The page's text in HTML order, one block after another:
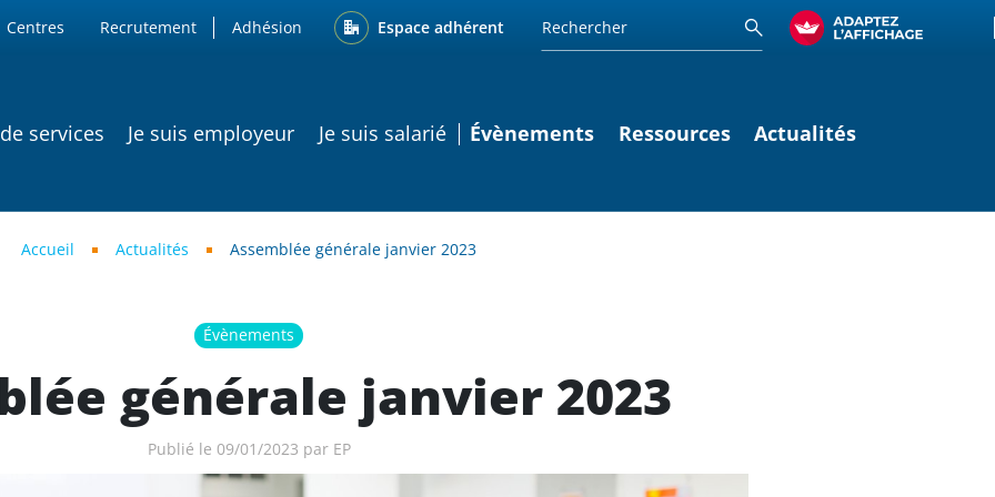
Centres Recrutement Adhésion Espace adhérent
services Je suis employeur Je suis salarié Évènements Ressources Actualités
Accueil Actualités Assemblée générale janvier 2023
Évènements
générale janvier 2023
Publié le 09/01/2023 par EP